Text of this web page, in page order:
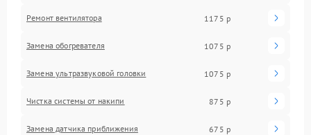
Ремонт вентилятора 1175 р
Замена обогревателя 1075 р
Замена ультразвуковой головки 1075 р
Чистка системы от накипи 875 р
Замена датчика приближения 675 р